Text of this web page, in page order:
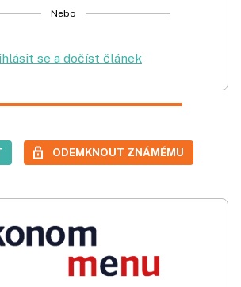
Nebo
se a dočíst článek
ODEMKNOUT ZNÁMÉMU